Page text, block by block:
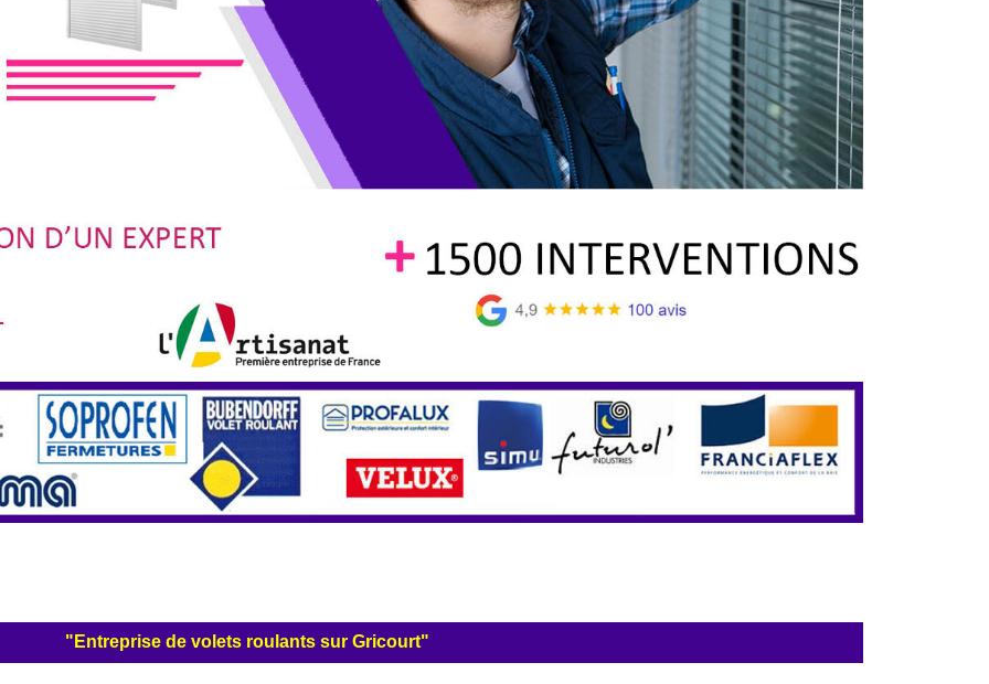
"Entreprise de volets roulants sur Gricourt"